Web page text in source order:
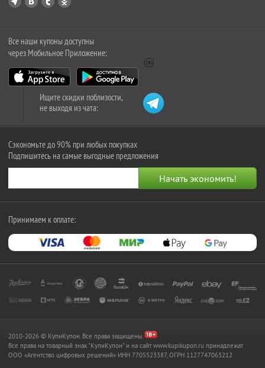
Все наши купоны доступны
через Мобильное Приложение:
Ищите скидки поблизости,
не выходя из чата:
Сэкономьте до 90% при любых покупках
Подпишитесь на самые выгодные предложения
Принимаем к оплате:
2010-2026 © КупиКупон. Все права защищены.
Все права на товарный знак "КупиКупон" и на сайт www.kupikupon.ru принадлежат
OOO «Агентство цифровых решений» ИНН 7705523387, ОГРН 1127747063212